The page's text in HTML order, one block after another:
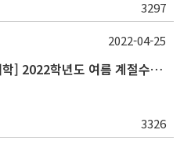
3297
[에너지신산업 혁신공유대학] 2022학년도 여름 계절수업 강원대학교 교류 수학 안내
3326
2022-04-25